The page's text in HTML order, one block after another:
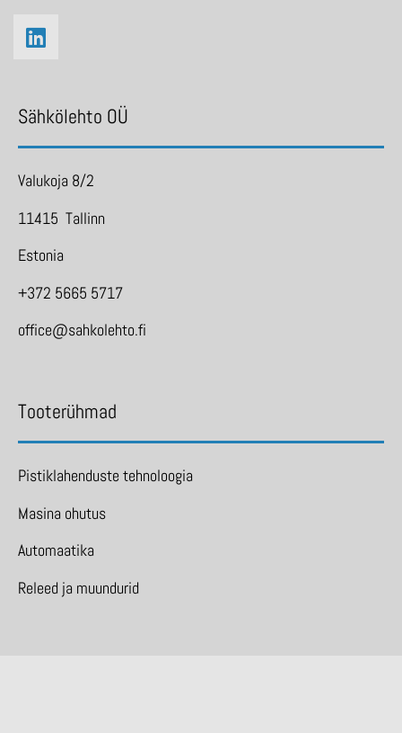
Sähkölehto OÜ
Valukoja 8/2
11415 Tallinn
Estonia
+372 5665 5717
office@sahkolehto.fi
Tooterühmad
Pistiklahenduste tehnoloogia
Masina ohutus
Automaatika
Releed ja muundurid